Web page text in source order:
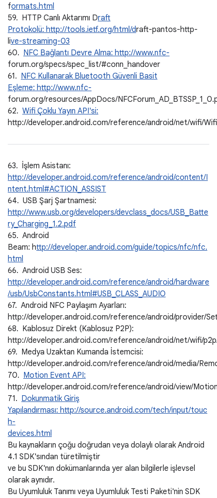
formats.html
59. HTTP Canlı Aktarımı Draft
Protokolü: http://tools.ietf.org/html/draft-pantos-http-
live-streaming-03
60. NFC Bağlantı Devre Alma: http://www.nfc-
forum.org/specs/spec_list/#conn_handover
61. NFC Kullanarak Bluetooth Güvenli Basit
Eşleme: http://www.nfc-
forum.org/resources/AppDocs/
62. Wifi Çoklu Yayın API'si:
http://developer.android.com/reference/android/net/wifi/
63. İşlem Asistanı:
http://developer.android.com/reference/android/content/I
ntent.html#ACTION_ASSIST
64. USB Şarj Şartnamesi:
http://www.usb.org/developers/devclass_docs/USB_Batte
ry_Charging_1.2.pdf
65. Android
Beam: http://developer.android.com/guide/topics/nfc/nfc.
html
66. Android USB Ses:
http://developer.android.com/reference/android/hardware
/usb/UsbConstants.html#USB_CLASS_AUDIO
67. Android NFC Paylaşım Ayarları:
http://developer.android.com/reference/android/provider/
68. Kablosuz Direkt (Kablosuz P2P):
http://developer.android.com/reference/android/net/wifi/
69. Medya Uzaktan Kumanda İstemcisi:
http://developer.android.com/reference/android/media/
70. Motion Event API:
http://developer.android.com/reference/android/view/
71. Dokunmatik Giriş
Yapılandırması: http://source.android.com/tech/input/touc
h-
devices.html
Bu kaynakların çoğu doğrudan veya dolaylı olarak Android
4.1 SDK'sından türetilmiştir
ve bu SDK'nın dokümanlarında yer alan bilgilerle işlevsel
olarak aynıdır.
Bu Uyumluluk Tanımı veya Uyumluluk Testi Paketi'nin SDK